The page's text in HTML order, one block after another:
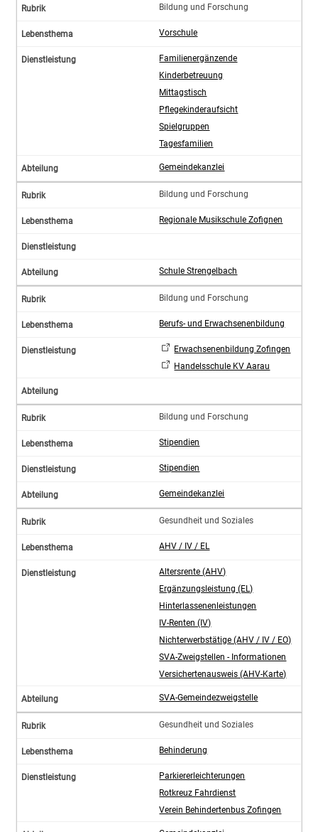
Bildung und Forschung
Vorschule
Familienergänzende
Kinderbetreuung
Mittagstisch
Pflegekinderaufsicht
Spielgruppen
Tagesfamilien
Gemeindekanzlei
Bildung und Forschung
Regionale Musikschule Zofignen
Schule Strengelbach
Bildung und Forschung
Berufs- und Erwachsenenbildung
Erwachsenenbildung Zofingen
Handelsschule KV Aarau
Bildung und Forschung
Stipendien
Stipendien
Gemeindekanzlei
Gesundheit und Soziales
AHV / IV / EL
Altersrente (AHV)
Ergänzungsleistung (EL)
Hinterlassenenleistungen
IV-Renten (IV)
Nichterwerbstätige (AHV / IV / EO)
SVA-Zweigstellen - Informationen
Versichertenausweis (AHV-Karte)
SVA-Gemeindezweigstelle
Gesundheit und Soziales
Behinderung
Parkiererleichterungen
Rotkreuz Fahrdienst
Verein Behindertenbus Zofingen